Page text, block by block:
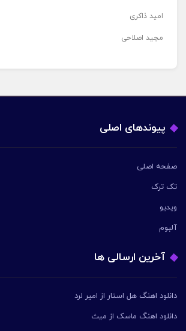
امید ذاکری
مجید اصلاحی
پیوندهای اصلی
صفحه اصلی
تک ترک
ویدیو
آلبوم
آخرین ارسالی ها
دانلود اهنگ هل استار از امیر لرد
دانلود اهنگ ماسک از میث